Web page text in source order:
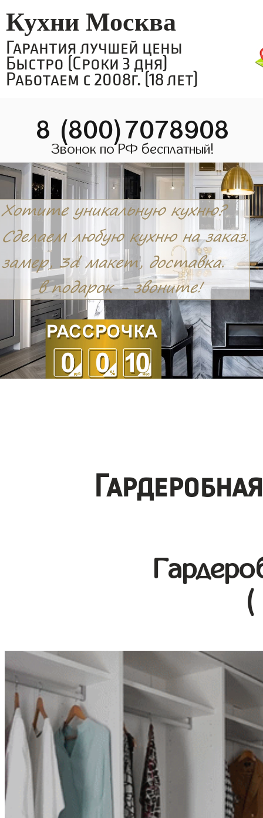
Кухни Москва
Гарантия лучшей цены
Быстро (Сроки 3 дня)
Работаем с 2008г. (18 лет)
8 (800)7078908
Звонок по РФ бесплатный!
(